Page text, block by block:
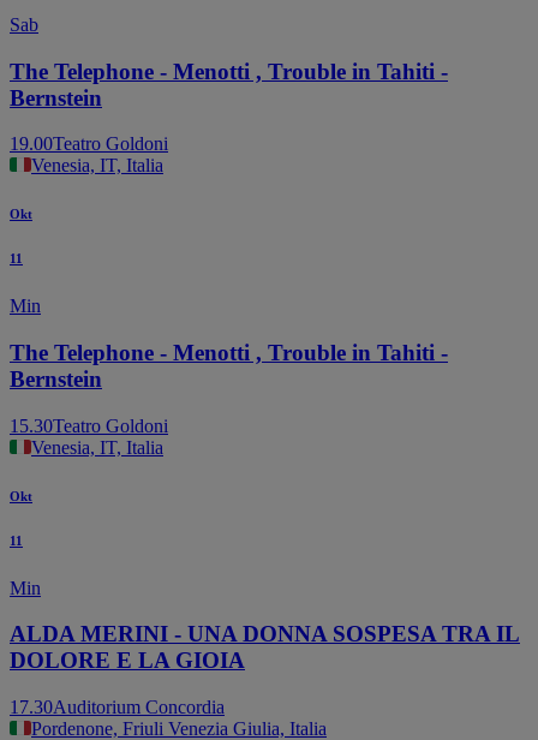
Sab
The Telephone - Menotti , Trouble in Tahiti -
Bernstein
19.00Teatro Goldoni
Venesia, IT, Italia
Okt
11
Min
The Telephone - Menotti , Trouble in Tahiti -
Bernstein
15.30Teatro Goldoni
Venesia, IT, Italia
Okt
11
Min
ALDA MERINI - UNA DONNA SOSPESA TRA IL
DOLORE E LA GIOIA
17.30Auditorium Concordia
Pordenone, Friuli Venezia Giulia, Italia